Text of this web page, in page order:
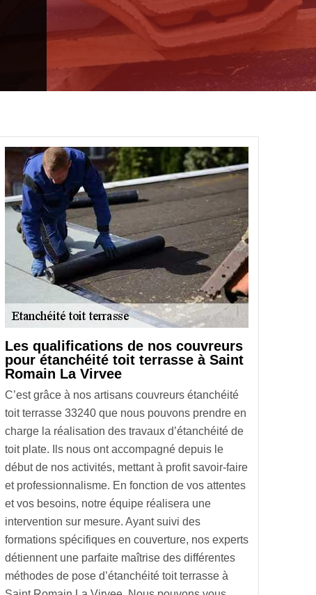
Les qualifications de nos couvreurs
pour étanchéité toit terrasse à Saint
Romain La Virvee
C’est grâce à nos artisans couvreurs étanchéité
toit terrasse 33240 que nous pouvons prendre en
charge la réalisation des travaux d’étanchéité de
toit plate. Ils nous ont accompagné depuis le
début de nos activités, mettant à profit savoir-faire
et professionnalisme. En fonction de vos attentes
et vos besoins, notre équipe réalisera une
intervention sur mesure. Ayant suivi des
formations spécifiques en couverture, nos experts
détiennent une parfaite maîtrise des différentes
méthodes de pose d’étanchéité toit terrasse à